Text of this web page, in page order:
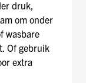
druk,
om onder
wasbare
Of gebruik
extra